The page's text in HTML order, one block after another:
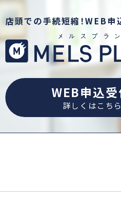
店頭での手続短縮！WEB申
WEB申込受
詳しくはこち